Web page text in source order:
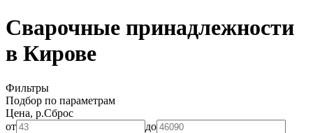
Сварочные принадлежности
в Кирове
Фильтры
Подбор по параметрам
Цена, р.Сброс
от
до